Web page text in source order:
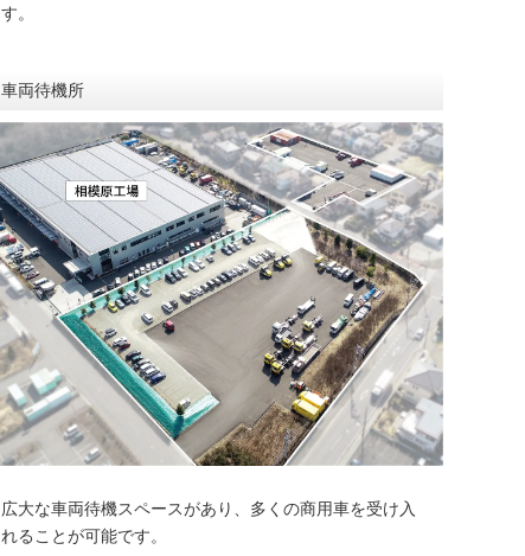
す。
車両待機所
広大な車両待機スペースがあり、多くの商用車を受け入
れることが可能です。